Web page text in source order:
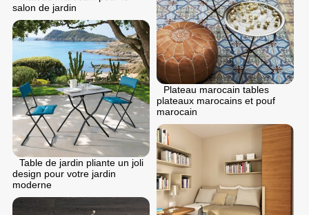
salon de jardin
Plateau marocain tables
plateaux marocains et pouf
marocain
Table de jardin pliante un joli
design pour votre jardin
moderne